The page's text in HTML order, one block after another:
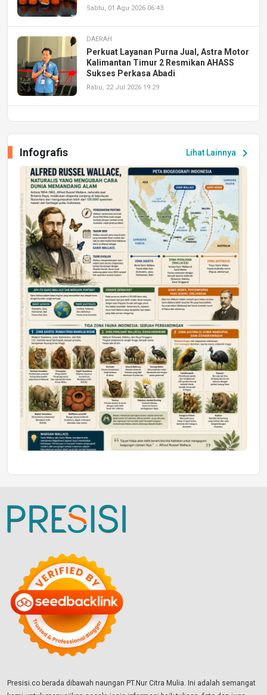
Sabtu, 01 Agu 2026 06:43
DAERAH
Perkuat Layanan Purna Jual, Astra Motor
Kalimantan Timur 2 Resmikan AHASS
Sukses Perkasa Abadi
Rabu, 22 Jul 2026 19:29
Peluang Kerja dan Magang
Jumat, 17 Jul 2026 22:30
DAERAH
Astra Motor Kalimantan Timur 2 Dukung
Mahasiswa Samarinda dalam Astra
Honda SDGs Future Leaders 2026
Jumat, 10 Jul 2026 19:01
Lihat Lainnya chevron_right
Infografis
Presisi.co berada dibawah naungan PT.Nur Citra Mulia. Ini adalah semangat